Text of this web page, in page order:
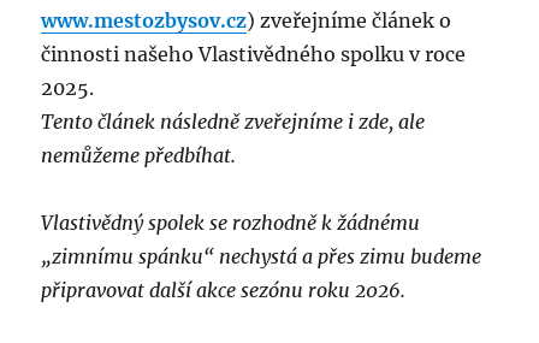
www.mestozbysov.cz) zveřejníme článek o
činnosti našeho Vlastivědného spolku v roce
2025.
Tento článek následně zveřejníme i zde, ale
nemůžeme předbíhat.
Vlastivědný spolek se rozhodně k žádnému
„zimnímu spánku“ nechystá a přes zimu budeme
připravovat další akce sezónu roku 2026.